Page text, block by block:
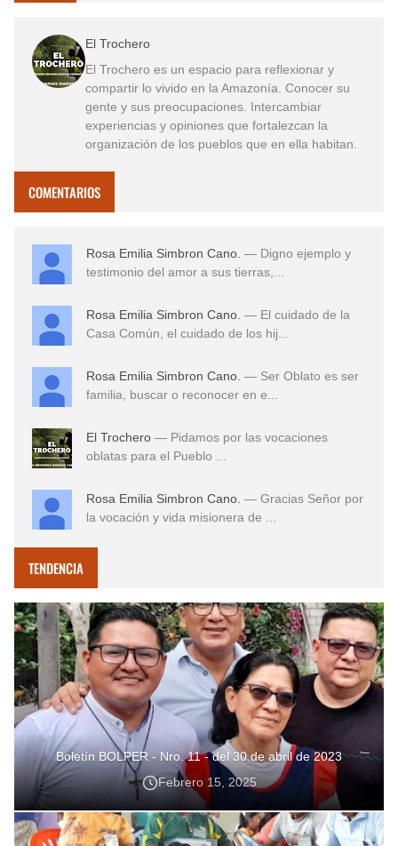
El Trochero
El Trochero es un espacio para reflexionar y
compartir lo vivido en la Amazonía. Conocer su
gente y sus preocupaciones. Intercambiar
experiencias y opiniones que fortalezcan la
organización de los pueblos que en ella habitan.
COMENTARIOS
Rosa Emilia Simbron Cano. — Digno ejemplo y
testimonio del amor a sus tierras,...
Rosa Emilia Simbron Cano. — El cuidado de la
Casa Común, el cuidado de los hij...
Rosa Emilia Simbron Cano. — Ser Oblato es ser
familia, buscar o reconocer en e...
El Trochero — Pidamos por las vocaciones
oblatas para el Pueblo ...
Rosa Emilia Simbron Cano. — Gracias Señor por
la vocación y vida misionera de ...
TENDENCIA
Boletín BOLPER - Nro. 11 - del 30 de abril de 2023
Febrero 15, 2025